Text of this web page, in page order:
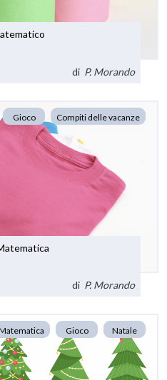
di P. Morando
Gioco Compiti delle vacanze
di P. Morando
Gioco Natale